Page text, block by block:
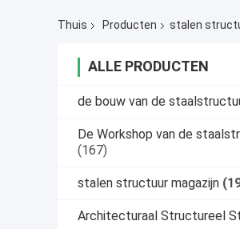
Thuis Producten stalen
ALLE PRODUCTEN
de bouw van de
De Workshop van de
(167)
stalen structuur magazijn
Architecturaal Structureel